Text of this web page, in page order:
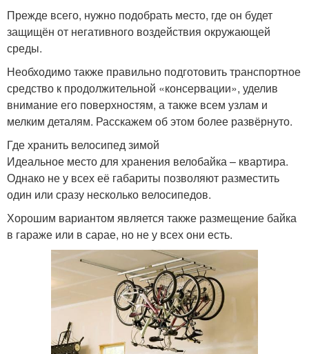
Прежде всего, нужно подобрать место, где он будет
защищён от негативного воздействия окружающей
среды.
Необходимо также правильно подготовить транспортное
средство к продолжительной «консервации», уделив
внимание его поверхностям, а также всем узлам и
мелким деталям. Расскажем об этом более развёрнуто.
Где хранить велосипед зимой
Идеальное место для хранения велобайка – квартира.
Однако не у всех её габариты позволяют разместить
один или сразу несколько велосипедов.
Хорошим вариантом является также размещение байка
в гараже или в сарае, но не у всех они есть.